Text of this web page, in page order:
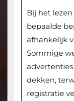
Bij het
bepaalde
afhankelijk
Sommige
dekken,
registratie